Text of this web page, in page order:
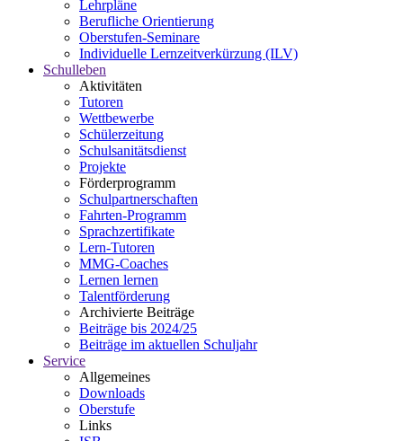
Lehrpläne
Berufliche Orientierung
Oberstufen-Seminare
Individuelle Lernzeitverkürzung (ILV)
Schulleben
Aktivitäten
Tutoren
Wettbewerbe
Schülerzeitung
Schulsanitätsdienst
Projekte
Förderprogramm
Schulpartnerschaften
Fahrten-Programm
Sprachzertifikate
Lern-Tutoren
MMG-Coaches
Lernen lernen
Talentförderung
Archivierte Beiträge
Beiträge bis 2024/25
Beiträge im aktuellen Schuljahr
Service
Allgemeines
Downloads
Oberstufe
Links